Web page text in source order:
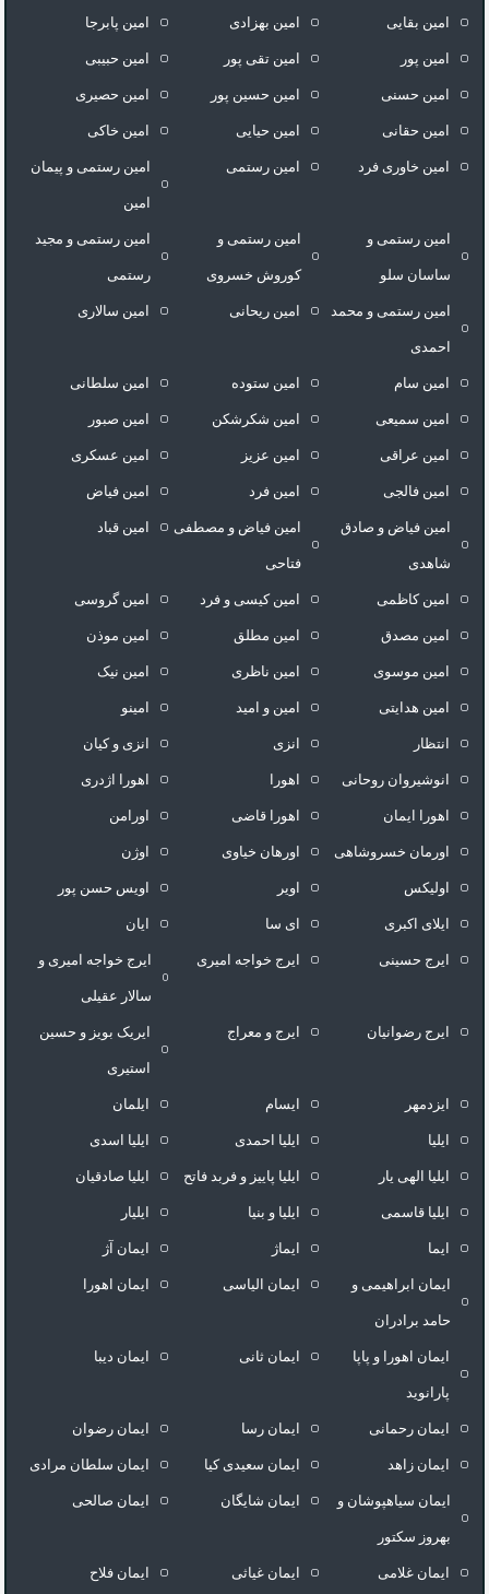
امین بقایی امین بهزادی امین پابرجا
امین پور امین تقی پور امین حبیبی
امین حسنی امین حسین پور امین حصیری
امین حقانی امین حیایی امین خاکی
امین خاوری فرد امین رستمی امین رستمی و پیمان
امین
امین رستمی و
ساسان سلو
امین رستمی و
کوروش خسروی
امین رستمی و مجید
رستمی
امین رستمی و محمد
احمدی
امین ریحانی امین سالاری
امین سام امین ستوده امین سلطانی
امین سمیعی امین شکرشکن امین صبور
امین عراقی امین عزیز امین عسکری
امین فالجی امین فرد امین فیاض
امین فیاض و صادق
شاهدی
امین فیاض و مصطفی
فتاحی
امین قباد
امین کاظمی امین کیسی و فرد امین گروسی
امین مصدق امین مطلق امین موذن
امین موسوی امین ناظری امین نیک
امین هدایتی امین و امید امینو
انتظار انزی انزی و کیان
انوشیروان روحانی اهورا اهورا اژدری
اهورا ایمان اهورا قاضی اورامن
اورمان خسروشاهی اورهان خیاوی اوژن
اولیکس اویر اویس حسن پور
ايلاى اكبرى ای سا ایان
ایرج حسینی ایرج خواجه امیری ایرج خواجه امیری و
سالار عقیلی
ایرج رضوانیان ایرج و معراج ایریک بویز و حسین
استیری
ایزدمهر ایسام ایلمان
ایلیا ایلیا احمدی ایلیا اسدی
ایلیا الهی یار ایلیا پاییز و فربد فاتح ایلیا صادقیان
ایلیا قاسمی ایلیا و بنیا ایلیار
ایما ایماژ ایمان آژ
ایمان ابراهیمی و
حامد برادران
ایمان الیاسی ایمان اهورا
ایمان اهورا و پاپا
پارانوید
ایمان ثانی ایمان دیبا
ایمان رحمانی ایمان رسا ایمان رضوان
ایمان زاهد ایمان سعیدی کیا ایمان سلطان مرادی
ایمان سیاهپوشان و
بهروز سکتور
ایمان شایگان ایمان صالحی
ایمان غلامی ایمان غیاثی ایمان فلاح